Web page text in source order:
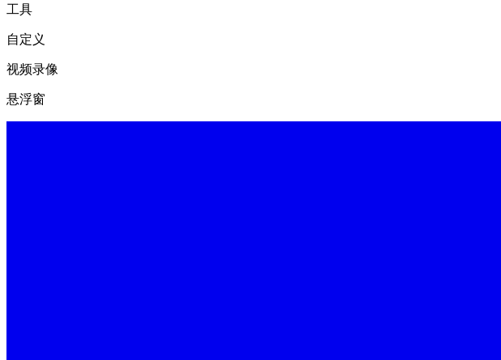
工具
自定义
视频录像
悬浮窗